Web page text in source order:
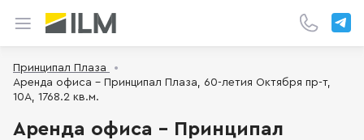
Принципал Плаза
Аренда офиса - Принципал Плаза, 60-летия Октября пр-т,
10А, 1768.2 кв.м.
Аренда офиса - Принципал